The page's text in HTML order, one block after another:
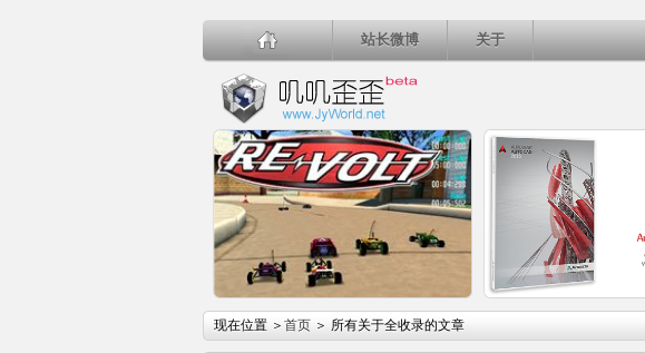
站长微博 关于
详细内容
现在位置 ＞ 首页 ＞ 所有关于全收录的文章